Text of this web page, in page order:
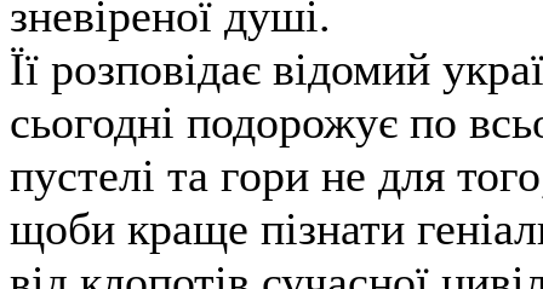
зневіреної душі.
Її розповідає відомий
сьогодні подорожує по
пустелі та гори не для
щоби краще пізнати